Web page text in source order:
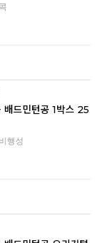
드민턴공 1박스 25
행성